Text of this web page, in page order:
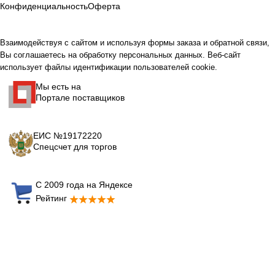
КонфиденциальностьОферта
Взаимодействуя с сайтом и используя формы заказа и обратной связи,
Вы соглашаетесь на обработку персональных данных. Веб-сайт
использует файлы идентификации пользователей cookie.
Мы есть на
Портале поставщиков
ЕИС №19172220
Спецсчет для торгов
С 2009 года на Яндексе
Рейтинг